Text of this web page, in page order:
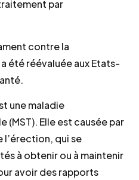
par
contre la
été réévaluée aux Etats-
une maladie
(MST). Elle est causée par
qui se
à obtenir ou à maintenir
avoir des rapports